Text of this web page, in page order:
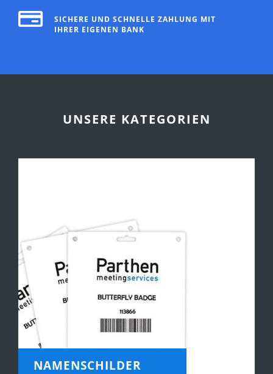
SICHERE UND SCHNELLE ZAHLUNG MIT
IHRER EIGENEN BANK
UNSERE KATEGORIEN
NAMENSCHILDER